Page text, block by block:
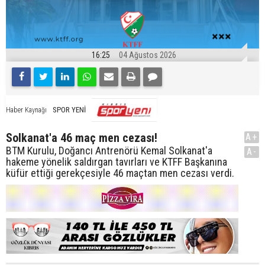
16:25 04 Ağustos 2026
Haber Kaynağı SPOR YENİ
Solkanat'a 46 maç men cezası!
BTM Kurulu, Doğancı Antrenörü Kemal Solkanat'a
hakeme yönelik saldırgan tavırları ve KTFF Başkanına
küfür ettiği gerekçesiyle 46 maçtan men cezası verdi.
A+
A-